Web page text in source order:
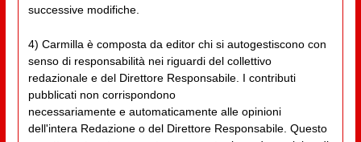
successive modifiche.
4) Carmilla è composta da editor chi si autogestiscono con
senso di responsabilità nei riguardi del collettivo
redazionale e del Direttore Responsabile. I contributi
pubblicati non corrispondono
necessariamente e automaticamente alle opinioni
dell'intera Redazione o del Direttore Responsabile. Questo